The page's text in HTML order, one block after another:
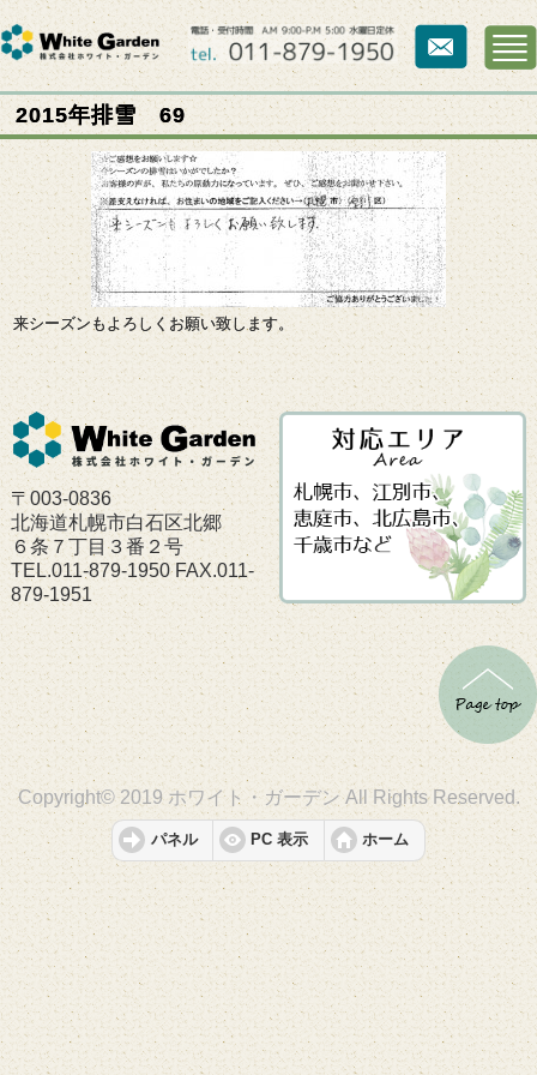
2015年排雪 69
来シーズンもよろしくお願い致します。
〒003-0836
北海道札幌市白石区北郷
６条７丁目３番２号
TEL.011-879-1950 FAX.011-
879-1951
Copyright© 2019 ホワイト・ガーデン All Rights Reserved.
パネル PC 表示 ホーム